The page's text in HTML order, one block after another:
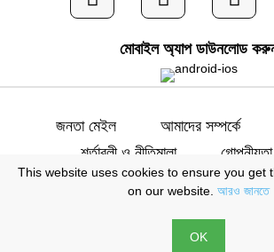
মোবাইল অ্যাপ ডাউনলোড
জনতা মেইল আমাদের সম্পর্কে
শর্তাবলী ও নীতিমালা
গোপনীয়তা
যোগাযোগ
স্বত্ব © জনতা মেইল | সম্পাদক: মো.
This website uses cookies to ensure you get
on our website. আরও জানতে
OK